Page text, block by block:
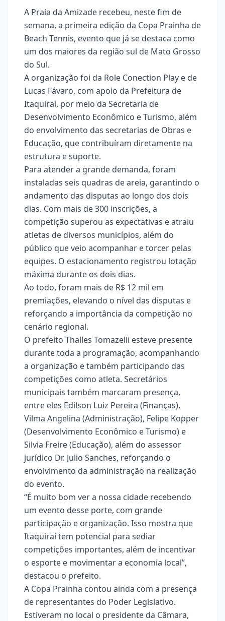
A Praia da Amizade recebeu, neste fim de
semana, a primeira edição da Copa Prainha de
Beach Tennis, evento que já se destaca como
um dos maiores da região sul de Mato Grosso
do Sul.
A organização foi da Role Conection Play e de
Lucas Fávaro, com apoio da Prefeitura de
Itaquiraí, por meio da Secretaria de
Desenvolvimento Econômico e Turismo, além
do envolvimento das secretarias de Obras e
Educação, que contribuíram diretamente na
estrutura e suporte.
Para atender a grande demanda, foram
instaladas seis quadras de areia, garantindo o
andamento das disputas ao longo dos dois
dias. Com mais de 300 inscrições, a
competição superou as expectativas e atraiu
atletas de diversos municípios, além do
público que veio acompanhar e torcer pelas
equipes. O estacionamento registrou lotação
máxima durante os dois dias.
Ao todo, foram mais de R$ 12 mil em
premiações, elevando o nível das disputas e
reforçando a importância da competição no
cenário regional.
O prefeito Thalles Tomazelli esteve presente
durante toda a programação, acompanhando
a organização e também participando das
competições como atleta. Secretários
municipais também marcaram presença,
entre eles Edilson Luiz Pereira (Finanças),
Vilma Angelina (Administração), Felipe Kopper
(Desenvolvimento Econômico e Turismo) e
Silvia Freire (Educação), além do assessor
jurídico Dr. Julio Sanches, reforçando o
envolvimento da administração na realização
do evento.
“É muito bom ver a nossa cidade recebendo
um evento desse porte, com grande
participação e organização. Isso mostra que
Itaquiraí tem potencial para sediar
competições importantes, além de incentivar
o esporte e movimentar a economia local”,
destacou o prefeito.
A Copa Prainha contou ainda com a presença
de representantes do Poder Legislativo.
Estiveram no local o presidente da Câmara,